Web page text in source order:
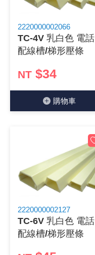
2220000002066
TC-4V 乳白色 電話
配線槽/梯形壓條
NT $34
購物⾞
2220000002127
TC-6V 乳白色 電話
配線槽/梯形壓條